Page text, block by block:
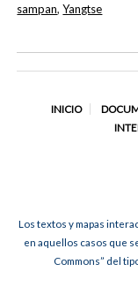
sampan,Yangtse
INICIO
Los textos y mapas
en aquellos casos que
Commons” del